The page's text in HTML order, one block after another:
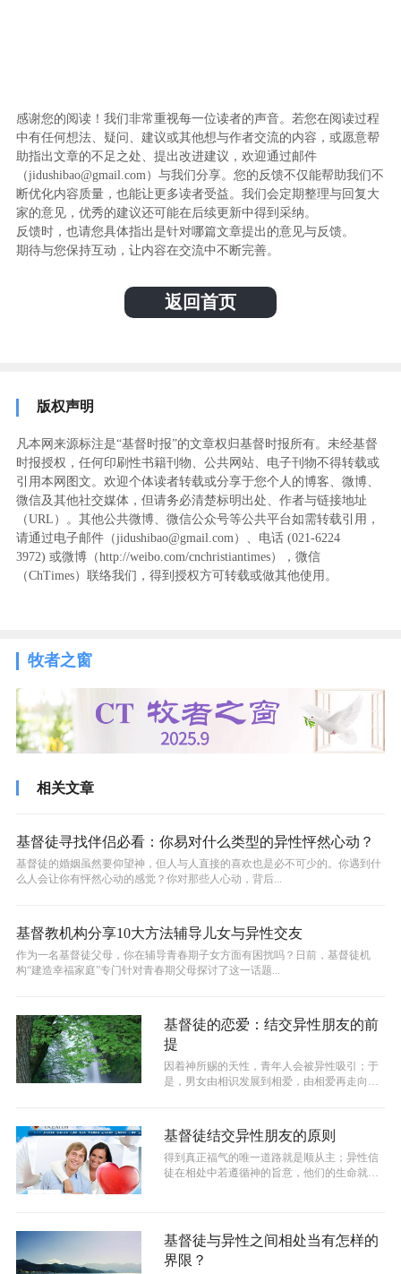
感谢您的阅读！我们非常重视每一位读者的声音。若您在阅读过程
中有任何想法、疑问、建议或其他想与作者交流的内容，或愿意帮
助指出文章的不足之处、提出改进建议，欢迎通过邮件
（jidushibao@gmail.com）与我们分享。您的反馈不仅能帮助我们不
断优化内容质量，也能让更多读者受益。我们会定期整理与回复大
家的意见，优秀的建议还可能在后续更新中得到采纳。
反馈时，也请您具体指出是针对哪篇文章提出的意见与反馈。
期待与您保持互动，让内容在交流中不断完善。
返回首页
版权声明
凡本网来源标注是“基督时报”的文章权归基督时报所有。未经基督
时报授权，任何印刷性书籍刊物、公共网站、电子刊物不得转载或
引用本网图文。欢迎个体读者转载或分享于您个人的博客、微博、
微信及其他社交媒体，但请务必清楚标明出处、作者与链接地址
（URL）。其他公共微博、微信公众号等公共平台如需转载引用，
请通过电子邮件（jidushibao@gmail.com）、电话 (021-6224
3972) ‬或微博（http://weibo.com/cnchristiantimes），微信
（ChTimes）联络我们，得到授权方可转载或做其他使用。
牧者之窗
相关文章
基督徒寻找伴侣必看：你易对什么类型的异性怦然心动？
基督徒的婚姻虽然要仰望神，但人与人直接的喜欢也是必不可少的。你遇到什
么人会让你有怦然心动的感觉？你对那些人心动，背后...
基督教机构分享10大方法辅导儿女与异性交友
作为一名基督徒父母，你在辅导青春期子女方面有困扰吗？日前，基督徒机
构“建造幸福家庭”专门针对青春期父母探讨了这一话题...
基督徒的恋爱：结交异性朋友的前
提
因着神所赐的天性，青年人会被异性吸引；于
是，男女由相识发展到相爱，由相爱再走向婚
基督徒结交异性朋友的原则
得到真正福气的唯一道路就是顺从主；异性信
徒在相处中若遵循神的旨意，他们的生命就必
基督徒与异性之间相处当有怎样的
界限？